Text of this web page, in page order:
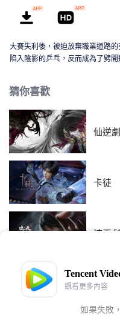
Tencent
觀看更多內容
如果失敗
大賽失利後，被迫放棄職業道路
陷入陰影的乒乓，反而成為了劈
猜你喜歡
仙逆
卡徒
遮天
畫江